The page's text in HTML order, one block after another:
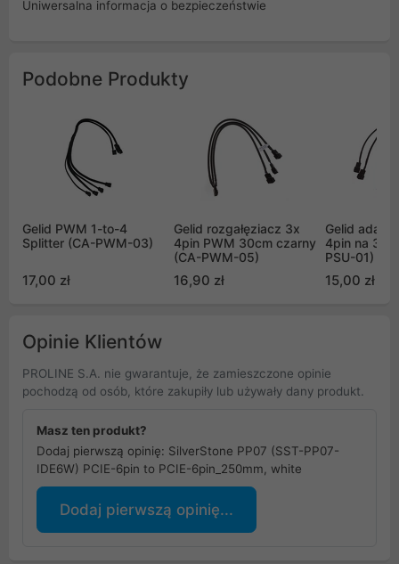
Uniwersalna informacja o bezpieczeństwie
Podobne Produkty
Gelid PWM 1-to-4
Splitter (CA-PWM-03)
17,00 zł
Gelid rozgałęziacz 3x
4pin PWM 30cm czarny
(CA-PWM-05)
16,90 zł
Gelid
4pin na
PSU-01)
15,00 zł
Opinie Klientów
PROLINE S.A. nie gwarantuje, że zamieszczone opinie
pochodzą od osób, które zakupiły lub używały dany produkt.
Masz ten produkt?
Dodaj pierwszą opinię: SilverStone PP07 (SST-PP07-
IDE6W) PCIE-6pin to PCIE-6pin_250mm, white
Dodaj pierwszą opinię...